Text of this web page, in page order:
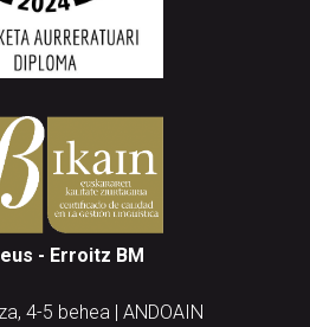
- Erroitz BM
4-5 behea | ANDOAIN